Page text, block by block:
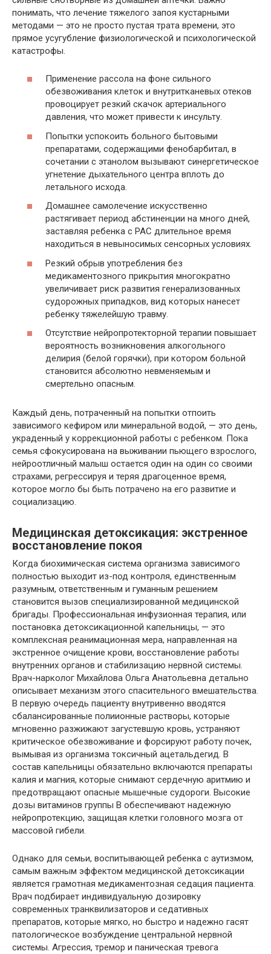
понимать, что лечение тяжелого запоя кустарными
методами — это не просто пустая трата времени, это
прямое усугубление физиологической и психологической
катастрофы.
Применение рассола на фоне сильного
обезвоживания клеток и внутритканевых отеков
провоцирует резкий скачок артериального
давления, что может привести к инсульту.
Попытки успокоить больного бытовыми
препаратами, содержащими фенобарбитал, в
сочетании с этанолом вызывают синергетическое
угнетение дыхательного центра вплоть до
летального исхода.
Домашнее самолечение искусственно
растягивает период абстиненции на много дней,
заставляя ребенка с РАС длительное время
находиться в невыносимых сенсорных условиях.
Резкий обрыв употребления без
медикаментозного прикрытия многократно
увеличивает риск развития генерализованных
судорожных припадков, вид которых нанесет
ребенку тяжелейшую травму.
Отсутствие нейропротекторной терапии повышает
вероятность возникновения алкогольного
делирия (белой горячки), при котором больной
становится абсолютно невменяемым и
смертельно опасным.
Каждый день, потраченный на попытки отпоить
зависимого кефиром или минеральной водой, — это день,
украденный у коррекционной работы с ребенком. Пока
семья сфокусирована на выживании пьющего взрослого,
нейроотличный малыш остается один на один со своими
страхами, регрессируя и теряя драгоценное время,
которое могло бы быть потрачено на его развитие и
социализацию.
Медицинская детоксикация: экстренное
восстановление покоя
Когда биохимическая система организма зависимого
полностью выходит из-под контроля, единственным
разумным, ответственным и гуманным решением
становится вызов специализированной медицинской
бригады. Профессиональная инфузионная терапия, или
постановка детоксикационной капельницы, — это
комплексная реанимационная мера, направленная на
экстренное очищение крови, восстановление работы
внутренних органов и стабилизацию нервной системы.
Врач-нарколог Михайлова Ольга Анатольевна детально
описывает механизм этого спасительного вмешательства.
В первую очередь пациенту внутривенно вводятся
сбалансированные полиионные растворы, которые
мгновенно разжижают загустевшую кровь, устраняют
критическое обезвоживание и форсируют работу почек,
вымывая из организма токсичный ацетальдегид. В
состав капельницы обязательно включаются препараты
калия и магния, которые снимают сердечную аритмию и
предотвращают опасные мышечные судороги. Высокие
дозы витаминов группы В обеспечивают надежную
нейропротекцию, защищая клетки головного мозга от
массовой гибели.
Однако для семьи, воспитывающей ребенка с аутизмом,
самым важным эффектом медицинской детоксикации
является грамотная медикаментозная седация пациента.
Врач подбирает индивидуальную дозировку
современных транквилизаторов и седативных
препаратов, которые мягко, но быстро и надежно гасят
патологическое возбуждение центральной нервной
системы. Агрессия, тремор и паническая тревога